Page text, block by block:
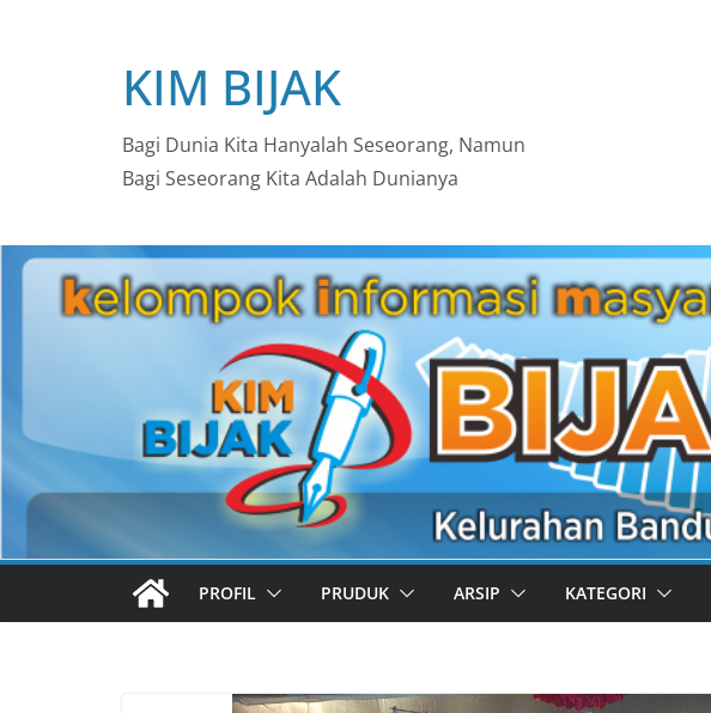
KIM BIJAK
Bagi Dunia Kita Hanyalah Seseorang, Namun
Bagi Seseorang Kita Adalah Dunianya
PROFIL PRUDUK ARSIP KATEGORI